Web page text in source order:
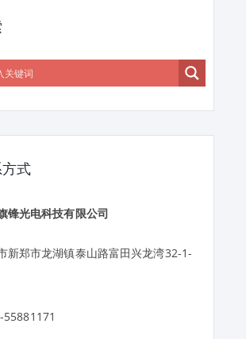
式
锋光电科技有限公司
新郑市龙湖镇泰山路富田兴龙湾32-1-